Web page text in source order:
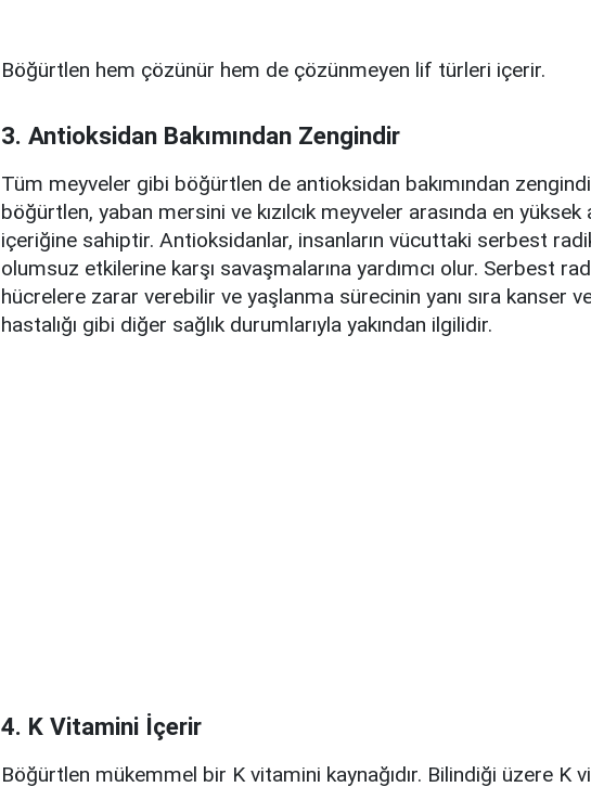
Böğürtlen hem çözünür hem de çözünmeyen lif türleri içerir.
3. Antioksidan Bakımından Zengindir
Tüm meyveler gibi böğürtlen de antioksidan bakımından
böğürtlen, yaban mersini ve kızılcık meyveler arasında en
içeriğine sahiptir. Antioksidanlar, insanların vücuttaki serbest
olumsuz etkilerine karşı savaşmalarına yardımcı olur. Serbest
hücrelere zarar verebilir ve yaşlanma sürecinin yanı sıra kanser
hastalığı gibi diğer sağlık durumlarıyla yakından ilgilidir.
4. K Vitamini İçerir
Böğürtlen mükemmel bir K vitamini kaynağıdır. Bilindiği üzere K